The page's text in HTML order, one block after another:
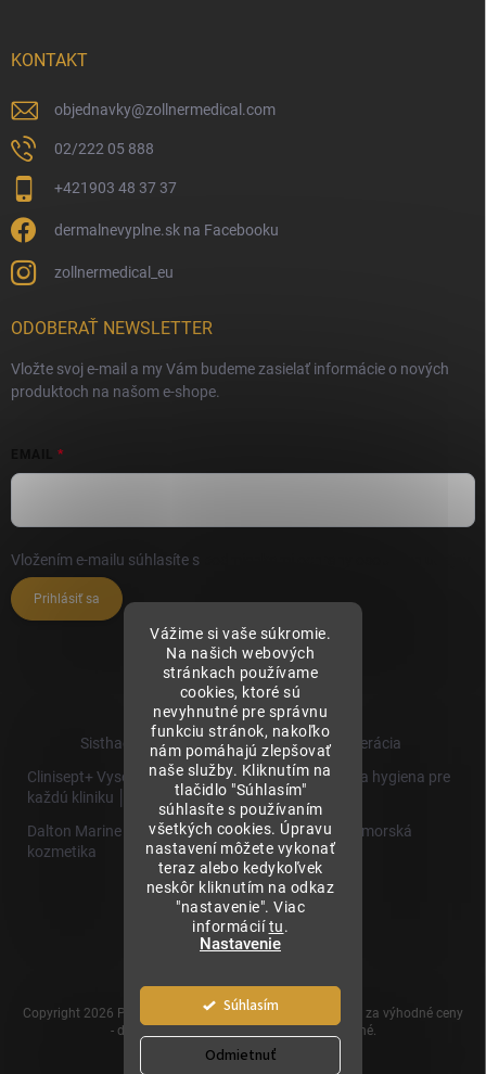
Vážime si vaše súkromie.
Na našich webových
stránkach používame
cookies, ktoré sú
nevyhnutné pre správnu
funkciu stránok, nakoľko
nám pomáhajú zlepšovať
naše služby. Kliknutím na
tlačidlo "Súhlasím"
súhlasíte s používaním
všetkých cookies. Úpravu
nastavení môžete vykonať
teraz alebo kedykoľvek
neskôr kliknutím na odkaz
"nastavenie". Viac
informáciítu.
Nastavenie
Odmietnuť
Súhlasím
KONTAKT
objednavky@zollnermedical.com
02/222 05 888
+421903 48 37 37
dermalnevyplne.sk na Facebooku
zollnermedical_eu
ODOBERAŤ NEWSLETTER
Vložte svoj e-mail a my Vám budeme zasielať informácie o nových
produktoch na našom e-shope.
Vložením e-mailu súhlasíte s
Prihlásiť sa
Sisthaema.sk - Skutočná Dermálna Regenerácia
Clinisept+ Vysoko účinné čistenie a antimikrobiálna hygiena pre
každú kliniku │
Dalton Marine Cosmetics - Kvalitná profesionálna morská
kozmetika
Sisthaema
Hevo T
│Skutočná
Biorevitalizácia
Vytvoril Shoptet
Copyright 2026 Prémiové produkty pre estetickú medicínu za výhodné ceny
- dermalnevyplne.sk
. Všetky práva vyhradené.